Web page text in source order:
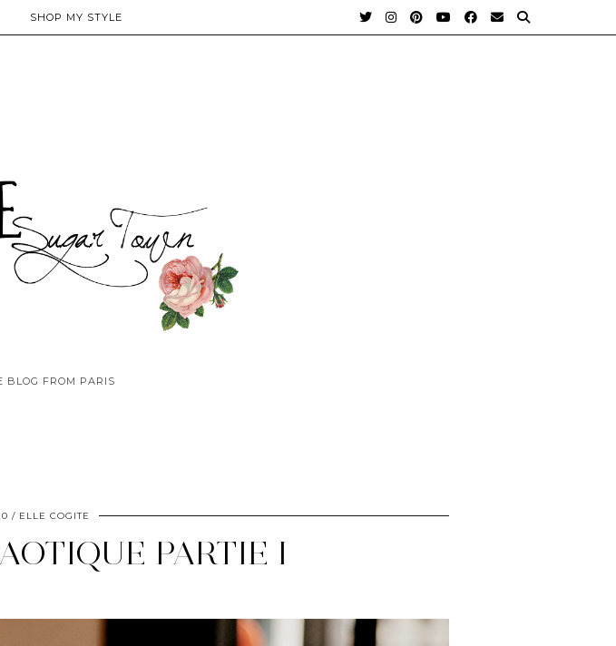
BLOG FROM PARIS
SHOP MY STYLE
ELLE COGITE
PARTIE I